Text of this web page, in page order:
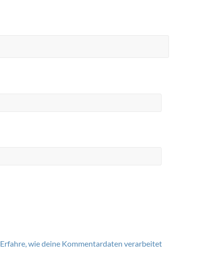
Erfahre, wie deine Kommentardaten verarbeitet